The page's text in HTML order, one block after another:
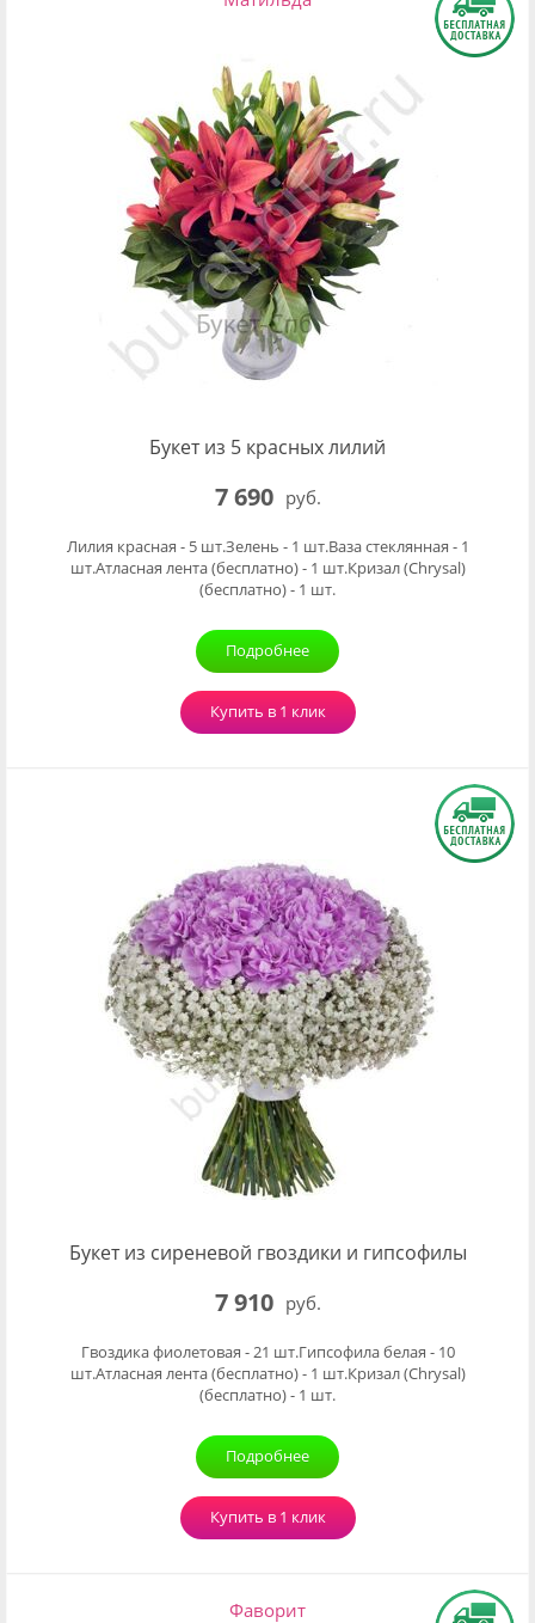
Букет из 5 красных лилий
7 690 руб.
Лилия красная - 5 шт.Зелень - 1 шт.Ваза стеклянная - 1
шт.Атласная лента (бесплатно) - 1 шт.Кризал (Chrysal)
(бесплатно) - 1 шт.
Подробнее
Купить в 1 клик
Букет из сиреневой гвоздики и гипсофилы
7 910 руб.
Гвоздика фиолетовая - 21 шт.Гипсофила белая - 10
шт.Атласная лента (бесплатно) - 1 шт.Кризал (Chrysal)
(бесплатно) - 1 шт.
Подробнее
Купить в 1 клик
Фаворит